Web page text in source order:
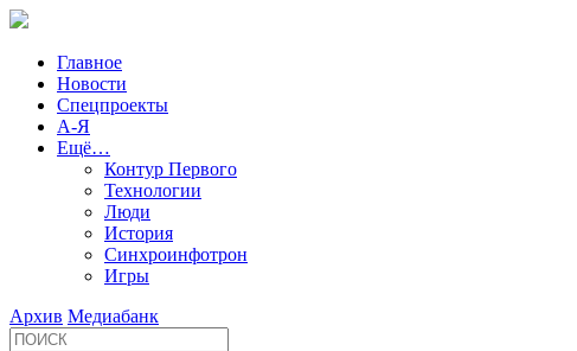
Главное
Новости
Спецпроекты
А-Я
Ещё…
Контур Первого
Технологии
Люди
История
Синхроинфотрон
Игры
Архив Медиабанк